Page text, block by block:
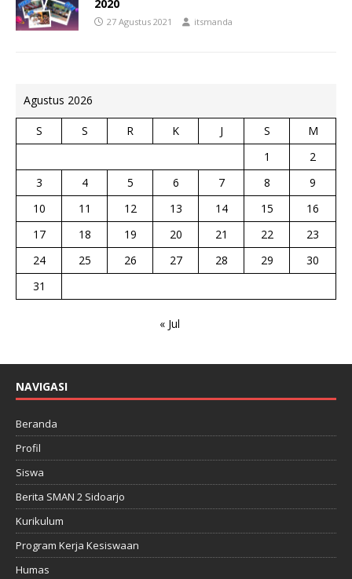
2020
27 Agustus 2021 itsmanda
Agustus 2026
S S R K J S
M
1
2
3
4 5 6 7 8
9
10
11 12 13 14 15
16
17
18 19 20 21 22
23
24
25 26 27 28 29
30
31
« Jul
NAVIGASI
Beranda
Profil
Siswa
Berita SMAN 2 Sidoarjo
Kurikulum
Program Kerja Kesiswaan
Humas